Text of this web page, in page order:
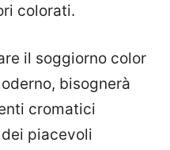
colorati.
il soggiorno color
bisognerà
cromatici
piacevoli